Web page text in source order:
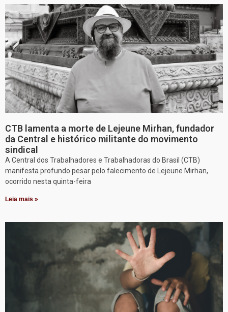
CTB lamenta a morte de Lejeune Mirhan, fundador
da Central e histórico militante do movimento
sindical
A Central dos Trabalhadores e Trabalhadoras do Brasil (CTB)
manifesta profundo pesar pelo falecimento de Lejeune Mirhan,
ocorrido nesta quinta-feira
Leia mais »